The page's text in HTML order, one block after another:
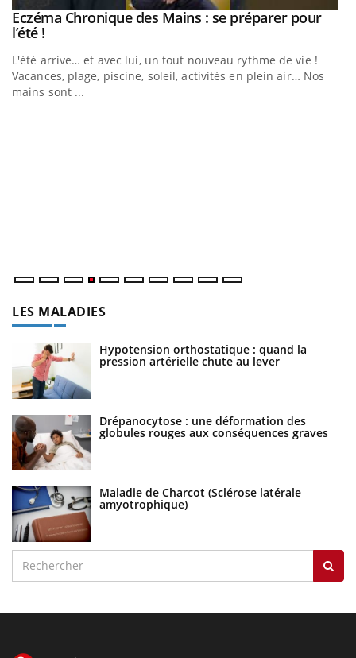
Youtube
Eczéma Chronique des Mains : se préparer pour
l’été !Youtube
L'été arrive… et avec lui, un tout nouveau rythme de vie !
Vacances, plage, piscine, soleil, activités en plein air… Nos
mains sont ...
LES MALADIES
Hypotension orthostatique : quand la
pression artérielle chute au lever
Drépanocytose : une déformation des
globules rouges aux conséquences graves
Maladie de Charcot (Sclérose latérale
amyotrophique)